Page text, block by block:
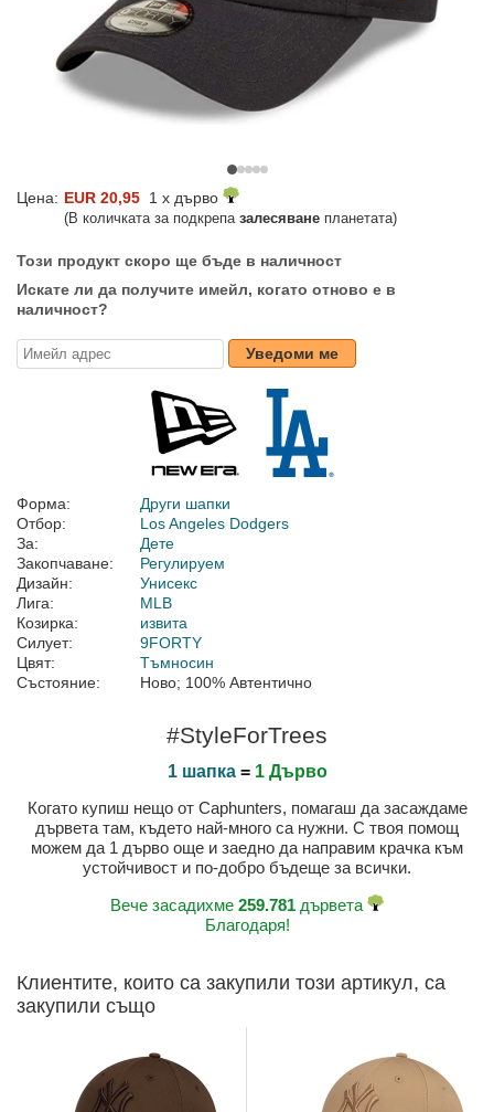
Цена: EUR 20,95 1 x дърво
(В количката за подкрепа залесяване планетата)
Този продукт скоро ще бъде в наличност
Искате ли да получите имейл, когато отново е в
наличност?
Уведоми ме
Форма:
Други шапки
Отбор:
Los Angeles Dodgers
За:
Дете
Закопчаване:
Регулируем
Дизайн:
Унисекс
Лига:
MLB
Козирка:
извита
Силует:
9FORTY
Цвят:
Тъмносин
Състояние:
Ново; 100% Автентично
#StyleForTrees
1 шапка= 1 Дърво
Когато купиш нещо от Caphunters, помагаш да засаждаме
дървета там, където най-много са нужни. С твоя помощ
можем да 1 дърво още и заедно да направим крачка към
устойчивост и по-добро бъдеще за всички.
Вече засадихме 259.781 дървета
Благодаря!
Клиентите, които са закупили този артикул, са
закупили също